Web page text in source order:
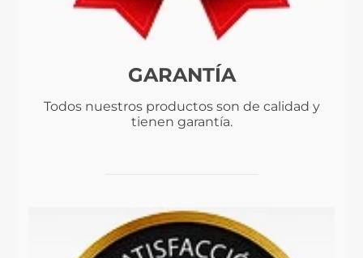
GARANTÍA
Todos nuestros productos son de calidad y
tienen garantía.